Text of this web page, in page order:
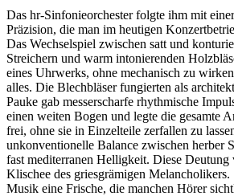
Das hr-Sinfonieorchester folgte ihm mit
Präzision, die man im heutigen
Das Wechselspiel zwischen satt und
Streichern und warm intonierenden
eines Uhrwerks, ohne mechanisch zu
alles. Die Blechbläser fungierten als
Pauke gab messerscharfe rhythmische
einen weiten Bogen und legte die gesamte
frei, ohne sie in Einzelteile zerfallen zu
unkonventionelle Balance zwischen herber
fast mediterranen Helligkeit. Diese Deutung
Klischee des griesgrämigen Melancholikers.
Musik eine Frische, die manchen Hörer